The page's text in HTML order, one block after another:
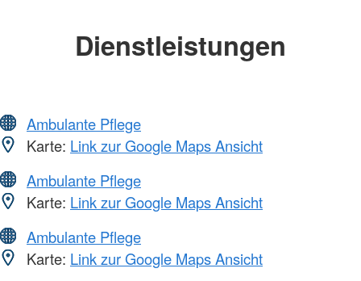
Dienstleistungen
Ambulante Pflege
Karte: Link zur Google Maps Ansicht
Ambulante Pflege
Karte: Link zur Google Maps Ansicht
Ambulante Pflege
Karte: Link zur Google Maps Ansicht